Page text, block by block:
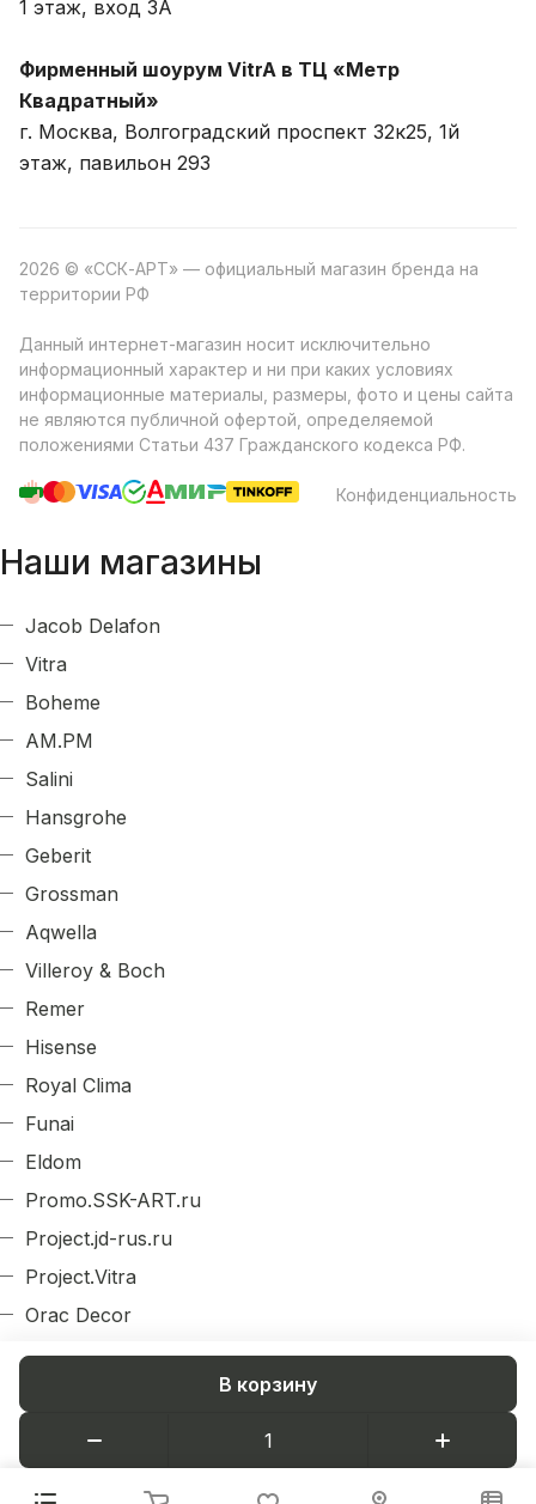
В корзину
1 этаж, вход 3A
Фирменный шоурум VitrA в ТЦ «Метр
Квадратный»
г. Москва, Волгоградский проспект 32к25, 1й
этаж, павильон 293
2026 © «ССК-АРТ» — официальный магазин бренда на
территории РФ
Данный интернет-магазин носит исключительно
информационный характер и ни при каких условиях
информационные материалы, размеры, фото и цены сайта
не являются публичной офертой, определяемой
положениями Статьи 437 Гражданского кодекса РФ.
Конфиденциальность
Наши магазины
Jacob Delafon
Vitra
Boheme
AM.PM
Salini
Hansgrohe
Geberit
Grossman
Aqwella
Villeroy & Boch
Remer
Hisense
Royal Clima
Funai
Eldom
Promo.SSK-ART.ru
Project.jd-rus.ru
Project.Vitra
Orac Decor
Evroplast